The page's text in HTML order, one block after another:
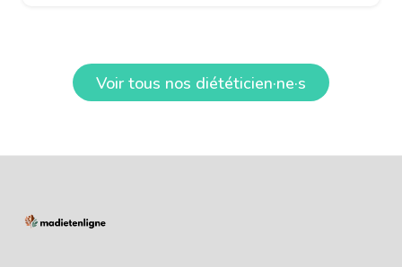
Voir tous nos diététicien·ne·s